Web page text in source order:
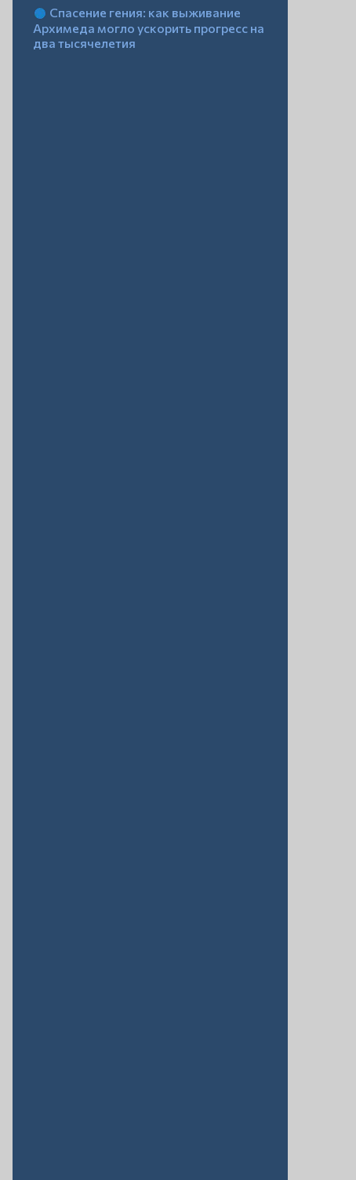
Спасение гения: как выживание
Архимеда могло ускорить прогресс на
два тысячелетия